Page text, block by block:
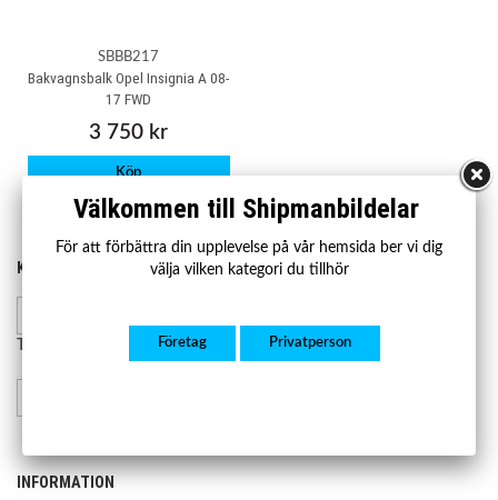
SBBB217
Bakvagnsbalk Opel Insignia A 08-
17 FWD
3 750 kr
Köp
KONTAKTA OSS HANDLA
Retur och reklamation
INFORMATION
Välkommen till Shipmanbildelar
För att förbättra din upplevelse på vår hemsida ber vi dig
välja vilken kategori du tillhör
Företag Privatperson